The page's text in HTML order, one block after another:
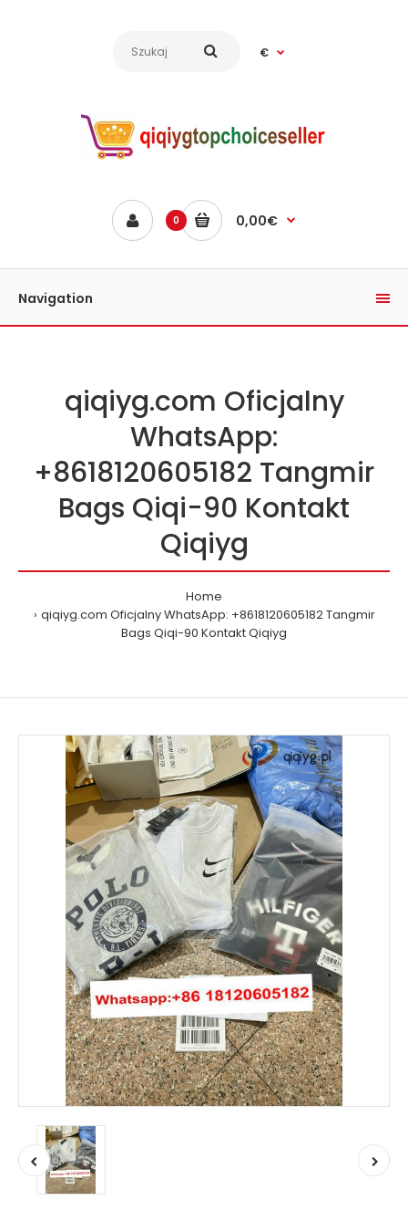
€
0 0,00€
Navigation
qiqiyg.com Oficjalny
WhatsApp:
+8618120605182 Tangmir
Bags Qiqi-90 Kontakt
Qiqiyg
Home
qiqiyg.com Oficjalny WhatsApp: +8618120605182 Tangmir
Bags Qiqi-90 Kontakt Qiqiyg